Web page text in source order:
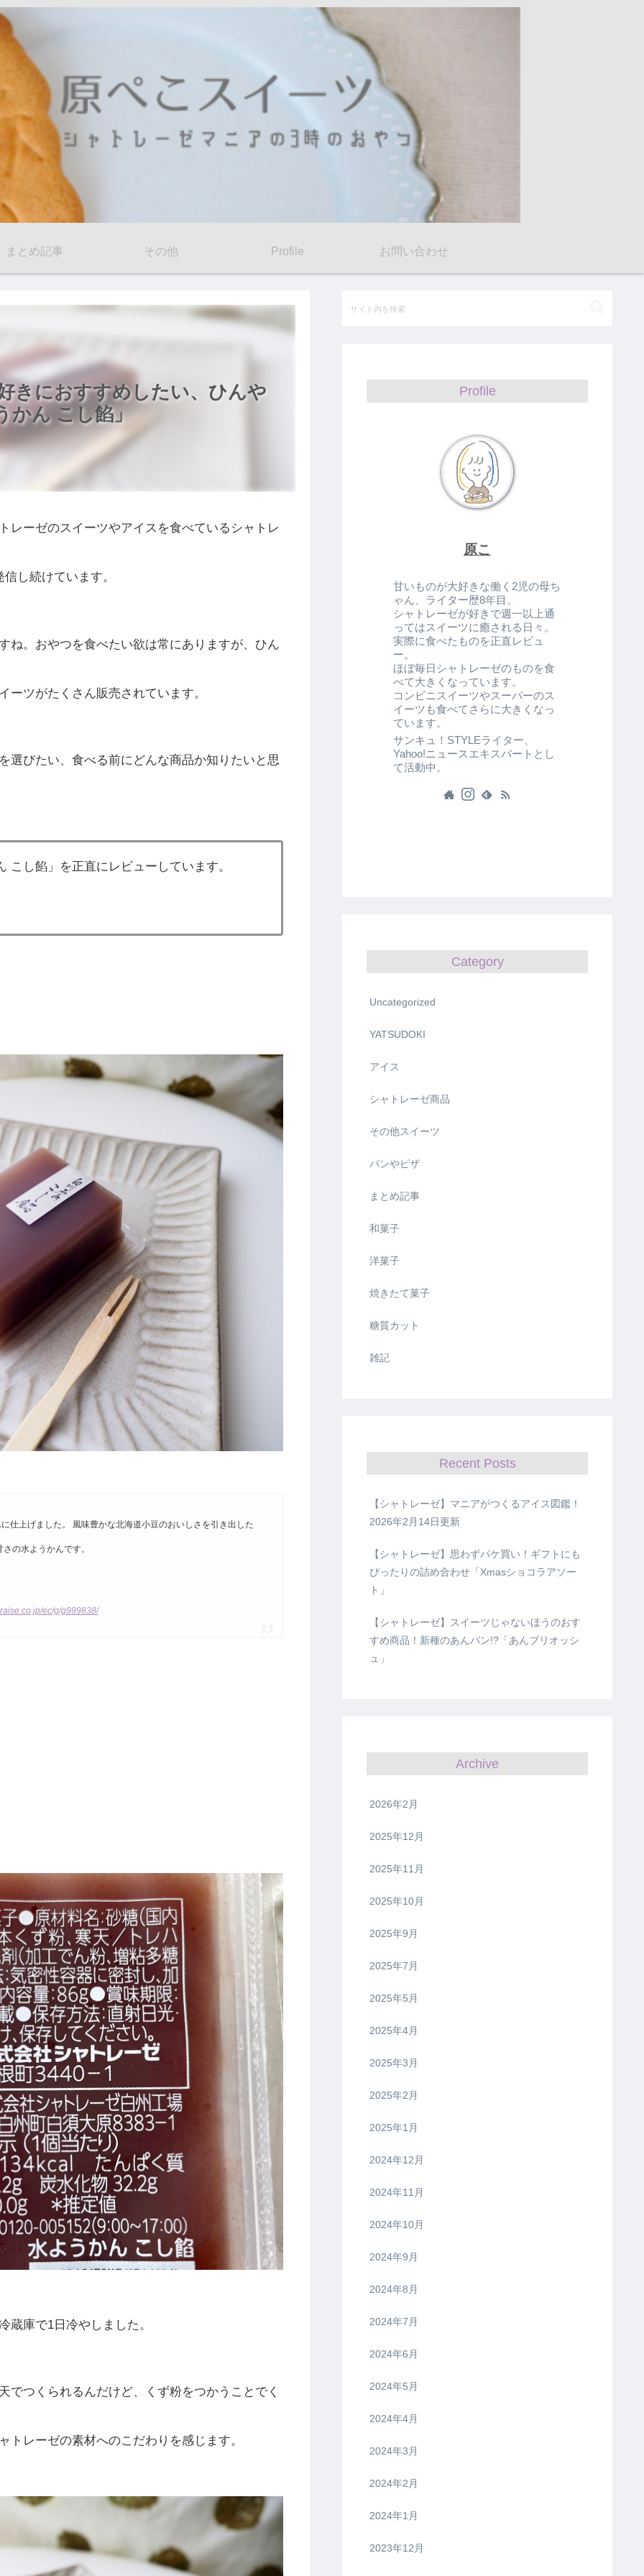
まとめ記事 その他 Profile お問い合わせ
きにおすすめしたい、ひんや
かん こし餡」
レーゼのスイーツやアイスを食べているシャトレ
し続けています。
ね。おやつを食べたい欲は常にありますが、ひん
ーツがたくさん販売されています。
選びたい、食べる前にどんな商品か知りたいと思
し餡」を正直にレビューしています。
仕上げました。 風味豊かな北海道小豆のおいしさを引き出した
の水ようかんです。
ec/g/g999838/
蔵庫で1日冷やしました。
でつくられるんだけど、くず粉をつかうことでく
レーゼの素材へのこだわりを感じます。
Profile
原こ
甘いものが大好きな働く2児の母ち
ゃん、ライター歴8年目。
シャトレーゼが好きで週一以上通
ってはスイーツに癒される日々。
実際に食べたものを正直レビュ
ー。
ほぼ毎日シャトレーゼのものを食
べて大きくなっています。
コンビニスイーツやスーパーのス
イーツも食べてさらに大きくなっ
ています。
サンキュ！STYLEライター、
Yahoo!ニュースエキスパートとし
て活動中。
Category
Uncategorized
YATSUDOKI
アイス
シャトレーゼ商品
その他スイーツ
パンやピザ
まとめ記事
和菓子
洋菓子
焼きたて菓子
糖質カット
雑記
Recent Posts
【シャトレーゼ】マニアがつくるアイス図鑑！
2026年2月14日更新
【シャトレーゼ】思わずパケ買い！ギフトにも
ぴったりの詰め合わせ「Xmasショコラアソー
ト」
【シャトレーゼ】スイーツじゃないほうのおす
すめ商品！新種のあんパン!?「あんブリオッシ
ュ」
Archive
2026年2月
2025年12月
2025年11月
2025年10月
2025年9月
2025年7月
2025年5月
2025年4月
2025年3月
2025年2月
2025年1月
2024年12月
2024年11月
2024年10月
2024年9月
2024年8月
2024年7月
2024年6月
2024年5月
2024年4月
2024年3月
2024年2月
2024年1月
2023年12月